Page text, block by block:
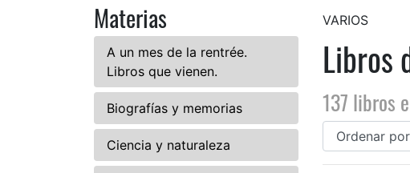
Materias
A un mes de la rentrée.
Libros que vienen.
Biografías y memorias
Ciencia y naturaleza
VARIOS
Libros
137 libros